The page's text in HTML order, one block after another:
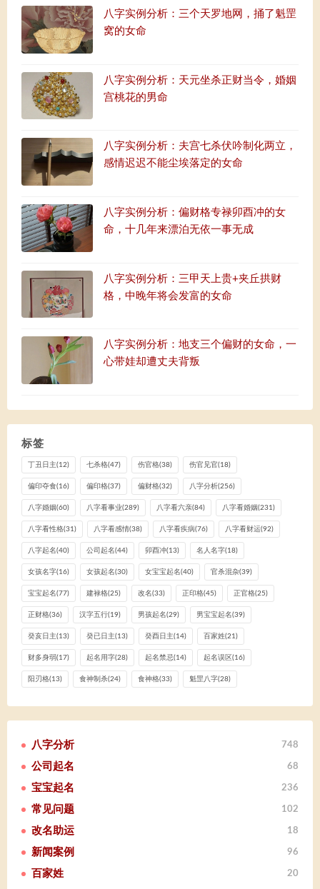
八字实例分析：三个天罗地网，捅了魁罡
窝的女命
八字实例分析：天元坐杀正财当令，婚姻
宫桃花的男命
八字实例分析：夫宫七杀伏吟制化两立，
感情迟迟不能尘埃落定的女命
八字实例分析：偏财格专禄卯酉冲的女
命，十几年来漂泊无依一事无成
八字实例分析：三甲天上贵+夹丘拱财
格，中晚年将会发富的女命
八字实例分析：地支三个偏财的女命，一
心带娃却遭丈夫背叛
标签
丁丑日主(12) 七杀格(47) 伤官格(38) 伤官见官(18)
偏印夺食(16) 偏印格(37) 偏财格(32) 八字分析(256)
八字婚姻(60) 八字看事业(289) 八字看六亲(84) 八字看婚姻(231)
八字看性格(31) 八字看感情(38) 八字看疾病(76) 八字看财运(92)
八字起名(40) 公司起名(44) 卯酉冲(13) 名人名字(18)
女孩名字(16) 女孩起名(30) 女宝宝起名(40) 官杀混杂(39)
宝宝起名(77) 建禄格(25) 改名(33) 正印格(45) 正官格(25)
正财格(36) 汉字五行(19) 男孩起名(29) 男宝宝起名(39)
癸亥日主(13) 癸已日主(13) 癸酉日主(14) 百家姓(21)
财多身弱(17) 起名用字(28) 起名禁忌(14) 起名误区(16)
阳刃格(13) 食神制杀(24) 食神格(33) 魁罡八字(28)
八字分析 748
公司起名 68
宝宝起名 236
常见问题 102
改名助运 18
新闻案例 96
百家姓 20